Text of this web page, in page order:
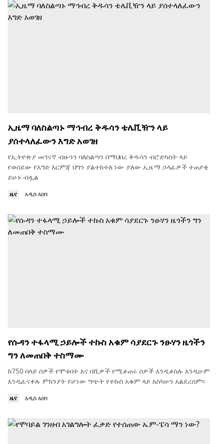
ኢዜማ ባለስልጣኑ ማኅብረ ቅዱሳን ቴሌቪዥን ላይ
ያሰተላለፈውን እግድ አወገዘ
የኢትዮጵያ መገናኛ ብዙኀን ባለስልጣን በማህበረ ቅዱሳን ብሮድካስት ላይ
የወሰደው የእግድ እርምጃ ህግን ያልተከተለ ነው ያለው ኢዜማ ኃላፊዎች ተጠያቂ
ይሁኑ ብሏል
ዜና አዲስ አበባ
የሱዳን ተፋላሚ ኃይሎች ተኩስ አቁም ሳያደርጉ ንፁሃን ዜጎችን
ግን ለመጠበቅ ተስማሙ
ከ750 በላይ ሰዎች የሞቱበት እና በሺዎች የሚቆጠሩ ሰዎች እንዲቆስሉ እንዲሁም
እንዲፈናቀሉ ምክንያት የሆነው ግጭት የተኩስ አቁም ላይ እስካሁን አልደረሰም፡፡
ዜና አዲስ አበባ